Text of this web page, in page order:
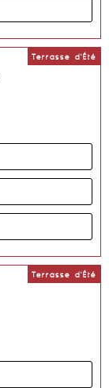
Terrasse d'Été
Terrasse d'Été